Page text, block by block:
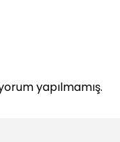
yapılmamış.